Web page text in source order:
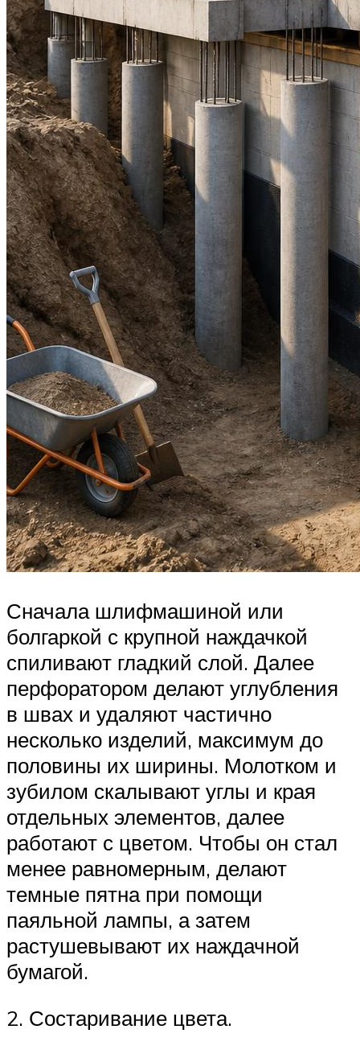
Сначала шлифмашиной или
болгаркой с крупной наждачкой
спиливают гладкий слой. Далее
перфоратором делают углубления
в швах и удаляют частично
несколько изделий, максимум до
половины их ширины. Молотком и
зубилом скалывают углы и края
отдельных элементов, далее
работают с цветом. Чтобы он стал
менее равномерным, делают
темные пятна при помощи
паяльной лампы, а затем
растушевывают их наждачной
бумагой.
2. Состаривание цвета.